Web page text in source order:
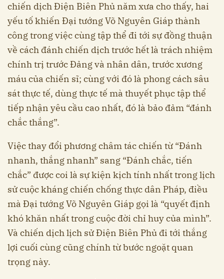
chiến dịch Điện Biên Phủ năm xưa cho thấy, hai
yếu tố khiến Đại tướng Võ Nguyên Giáp thành
công trong việc cùng tập thể đi tới sự đồng thuận
về cách đánh chiến dịch trước hết là trách nhiệm
chính trị trước Đảng và nhân dân, trước xương
máu của chiến sĩ; cùng với đó là phong cách sâu
sát thực tế, dùng thực tế mà thuyết phục tập thể
tiếp nhận yêu cầu cao nhất, đó là bảo đảm “đánh
chắc thắng”.
Việc thay đổi phương châm tác chiến từ “Đánh
nhanh, thắng nhanh” sang “Đánh chắc, tiến
chắc” được coi là sự kiện kịch tính nhất trong lịch
sử cuộc kháng chiến chống thực dân Pháp, điều
mà Đại tướng Võ Nguyên Giáp gọi là “quyết định
khó khăn nhất trong cuộc đời chỉ huy của mình”.
Và chiến dịch lịch sử Điện Biên Phủ đi tới thắng
lợi cuối cùng cũng chính từ bước ngoặt quan
trọng này.